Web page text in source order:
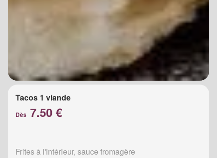
Tacos 1 viande
Dès 7.50 €
Frites à l'intérieur, sauce fromagère